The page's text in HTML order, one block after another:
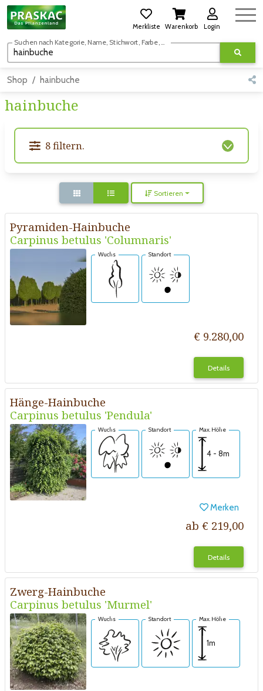
Merkliste Warenkorb Login
Suchen nach Kategorie, Name, Stichwort, Farbe, usw.
Shop hainbuche
hainbuche
8 filtern.
Sortieren
Pyramiden-Hainbuche
Carpinus betulus 'Columnaris'
Wuchs Standort
€ 9.280,00
Details
Hänge-Hainbuche
Carpinus betulus 'Pendula'
Wuchs Standort Max. Höhe
4 - 8m
Merken
ab € 219,00
Details
Zwerg-Hainbuche
Carpinus betulus 'Murmel'
Wuchs Standort Max. Höhe
1m